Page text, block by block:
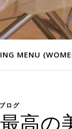
MENU
ブログ
高の